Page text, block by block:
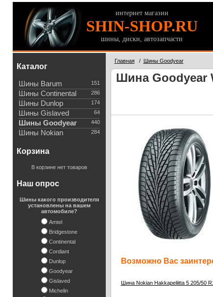
интернет магазин
SHIN-SHOP.RU
шины, диски, автозапчасти
Каталог
151
Шины Barum
286
Шины Continental
174
Шины Dunlop
64
Шины Gislaved
440
Шины Goodyear
284
Шины Nokian
Корзина
В корзине нет товаров
Наш опрос
Шины какого производителя
установлены на вашем
автомобиле?
Amtel
Bridgestone
Continental
Cordiant
Dunlop
Goodyear
Gislaved
Michelin
Главная/ Шины Goodyear
Шина Goodyear
Возможно Вас
Шина Nokian Hakkapeliitta 5 205/50